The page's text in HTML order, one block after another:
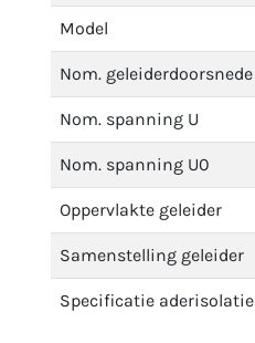
Model
Nom. geleiderdoorsnede
Nom. spanning U
Nom. spanning U0
Oppervlakte geleider
Samenstelling geleider
Specificatie aderisolatie